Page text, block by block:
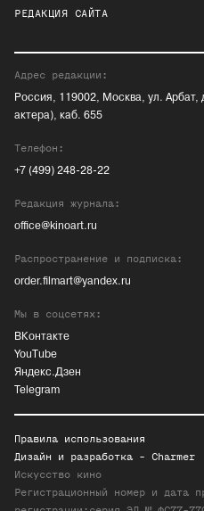
РЕДАКЦИЯ САЙТА
Адрес редакции:
Россия, 119002, Москва, ул.
актера), каб. 655
Телефон:
+7 (499) 248-28-22
Редакция журнала:
office@kinoart.ru
Распространение и подписка:
order.filmart@yandex.ru
Мы в соцсетях:
ВКонтакте
YouTube
Яндекс.Дзен
Telegram
Правила использования
Дизайн и разработка - Charmer
Искусство кино
Регистрационный номер и дата